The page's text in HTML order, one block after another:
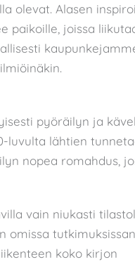
olevat. Alasen
paikoille, joissa
pyöräilyn ja
luvulta lähtien
nopea romahdus,
vain niukasti
omissa
koko kirjon